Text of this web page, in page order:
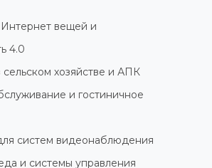
вещей и
4.0
сельском хозяйстве и АПК
и гостиничное
систем видеонаблюдения
и системы управления